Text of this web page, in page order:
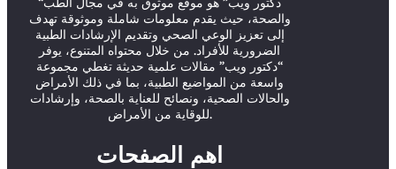
k n
والصحة، حيث يقدم معلومات شاملة وموثوقة تهدف
إلى تعزيز الوعي الصحي وتقديم الإرشادات الطبية
الضرورية للأفراد. من خلال محتواه المتنوع، يوفر
“دكتور ويب” مقالات علمية حديثة تغطي مجموعة
واسعة من المواضيع الطبية، بما في ذلك الأمراض
والحالات الصحية، ونصائح للعناية بالصحة، وإرشادات
للوقاية من الأمراض.
اهم الصفحات